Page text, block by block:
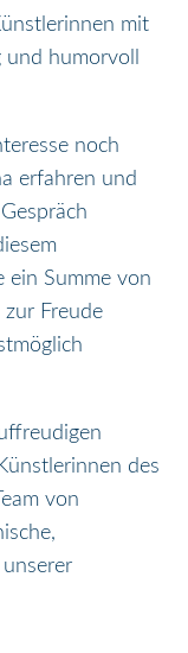
mit
humorvoll
noch
erfahren und
ein Summe von
Freude
des
von